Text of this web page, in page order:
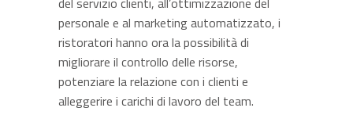
personale e al marketing automatizzato, i
ristoratori hanno ora la possibilità di
migliorare il controllo delle risorse,
potenziare la relazione con i clienti e
alleggerire i carichi di lavoro del team.